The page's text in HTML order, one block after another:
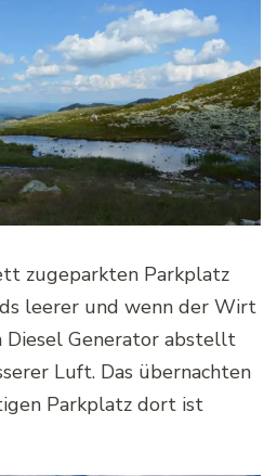
zugeparkten Parkplatz
leerer und wenn der Wirt
Diesel Generator abstellt
Luft. Das übernachten
Parkplatz dort ist